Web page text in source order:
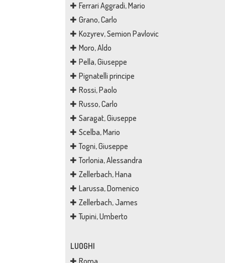
Ferrari Aggradi, Mario
Grano, Carlo
Kozyrev, Semion Pavlovic
Moro, Aldo
Pella, Giuseppe
Pignatelli principe
Rossi, Paolo
Russo, Carlo
Saragat, Giuseppe
Scelba, Mario
Togni, Giuseppe
Torlonia, Alessandra
Zellerbach, Hana
Larussa, Domenico
Zellerbach, James
Tupini, Umberto
LUOGHI
Roma